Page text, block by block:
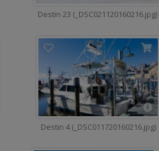
Destin 23 (_DSC021120160216.jpg)
Destin 4 (_DSC011720160216.jpg)